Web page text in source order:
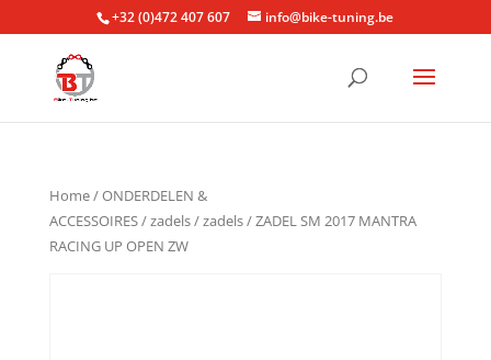
+32 (0)472 407 607 info@bike-tuning.be
Home/ONDERDELEN &
ACCESSOIRES/zadels/zadels/ ZADEL SM 2017 MANTRA
RACING UP OPEN ZW